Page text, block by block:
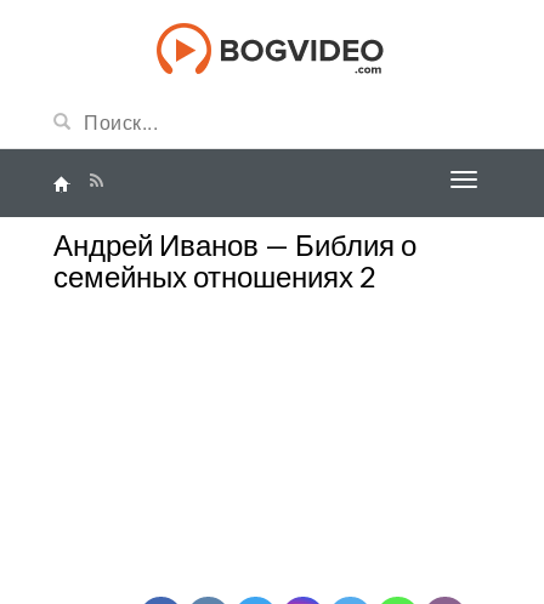
Андрей Иванов — Библия о
семейных отношениях 2